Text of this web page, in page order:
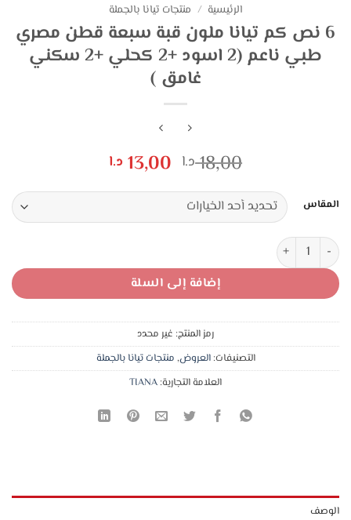
الرئيسية / منتجات تيانا بالجملة
6 نص كم تيانا ملون قبة سبعة قطن مصري
طبي ناعم (2 اسود +2 كحلي +2 سكني
غامق )
18,00 د.ا السعر
هو:
18,00 د.ا.
13,00 د.ا
هو:
13,00 د.ا.
المقاس
كمية 6 نص كم تيانا ملون قبة سبعة قطن مصري طبي ناعم (2 اسود +2 كحلي +2 سكني غامق )
إضافة إلى السلة
رمز المنتج: غير محدد
التصنيفات:العروض, منتجات تيانا بالجملة
العلامة التجارية:TIANA
الوصف